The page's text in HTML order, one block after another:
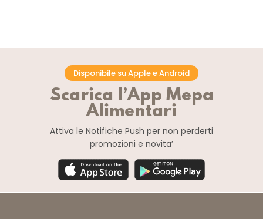
Disponibile su Apple e Android
Scarica l’App Mepa
Alimentari
Attiva le Notifiche Push per non perderti
promozioni e novita’